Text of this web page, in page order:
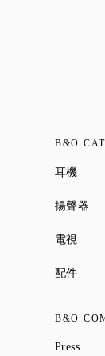
B&O
耳機Link
揚聲器
電視
配件Link
in New Tab
B&O
PressLink